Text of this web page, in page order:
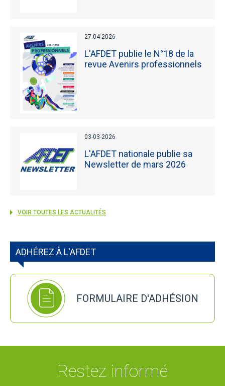
27-04-2026
L'AFDET publie le N°18 de la
revue Avenirs professionnels
03-03-2026
L'AFDET nationale publie sa
Newsletter de mars 2026
VOIR TOUTES LES ACTUALITÉS
ADHÉREZ À L'AFDET
FORMULAIRE D'ADHÉSION
Restez informé